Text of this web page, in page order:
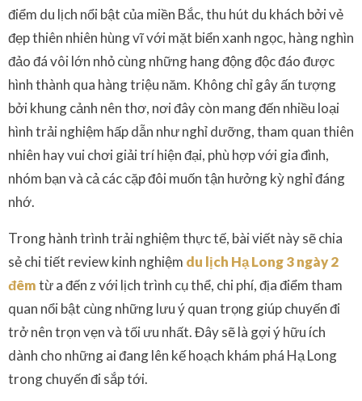
điểm du lịch nổi bật của miền Bắc, thu hút du khách bởi vẻ
đẹp thiên nhiên hùng vĩ với mặt biển xanh ngọc, hàng nghìn
đảo đá vôi lớn nhỏ cùng những hang động độc đáo được
hình thành qua hàng triệu năm. Không chỉ gây ấn tượng
bởi khung cảnh nên thơ, nơi đây còn mang đến nhiều loại
hình trải nghiệm hấp dẫn như nghỉ dưỡng, tham quan thiên
nhiên hay vui chơi giải trí hiện đại, phù hợp với gia đình,
nhóm bạn và cả các cặp đôi muốn tận hưởng kỳ nghỉ đáng
nhớ.
Trong hành trình trải nghiệm thực tế, bài viết này sẽ chia
sẻ chi tiết review kinh nghiệm du lịch Hạ Long 3 ngày 2
đêmtừ a đến z với lịch trình cụ thể, chi phí, địa điểm tham
quan nổi bật cùng những lưu ý quan trọng giúp chuyến đi
trở nên trọn vẹn và tối ưu nhất. Đây sẽ là gợi ý hữu ích
dành cho những ai đang lên kế hoạch khám phá Hạ Long
trong chuyến đi sắp tới.